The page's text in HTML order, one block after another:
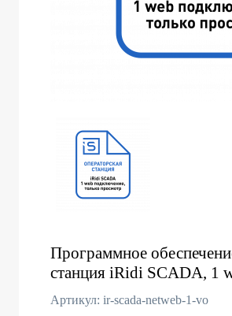
Программное
станция iRidi SCADA, 1
Артикул: ir-scada-netweb-1-vo